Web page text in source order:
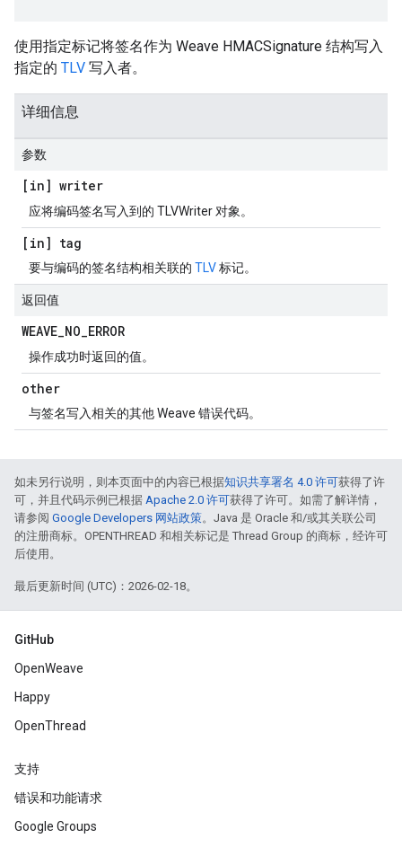
使用指定标记将签名作为 Weave HMACSignature 结构写入
指定的 TLV 写入者。
详细信息
参数
[in] writer
应将编码签名写入到的 TLVWriter 对象。
[in] tag
要与编码的签名结构相关联的 TLV标记。
返回值
WEAVE_NO_ERROR
操作成功时返回的值。
other
与签名写入相关的其他 Weave 错误代码。
如未另行说明，则本页面中的内容已根据知识共享署名 4.0 许可获得了许
可，并且代码示例已根据 Apache 2.0 许可获得了许可。如需了解详情，
请参阅 Google Developers 网站政策。Java 是 Oracle 和/或其关联公司
的注册商标。OPENTHREAD 和相关标记是 Thread Group 的商标，经许可
后使用。
最后更新时间 (UTC)：2026-02-18。
GitHub
OpenWeave
Happy
OpenThread
支持
错误和功能请求
Google Groups